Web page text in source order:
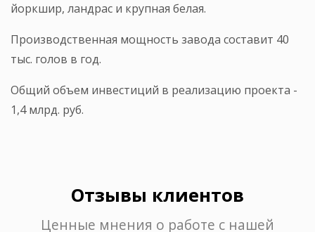
йоркшир, ландрас и крупная белая.
Производственная мощность завода составит 40
тыс. голов в год.
Общий объем инвестиций в реализацию проекта -
1,4 млрд. руб.
Отзывы клиентов
Ценные мнения о работе с нашей